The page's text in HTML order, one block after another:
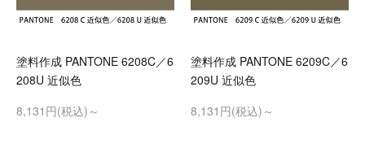
塗料作成 PANTONE 6208C／6
208U 近似色
8,131円(税込)～
塗料作成 PANTONE 6209C／6
209U 近似色
8,131円(税込)～